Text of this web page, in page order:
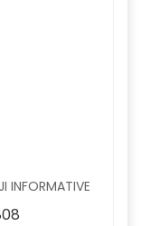
INFORMATIVE